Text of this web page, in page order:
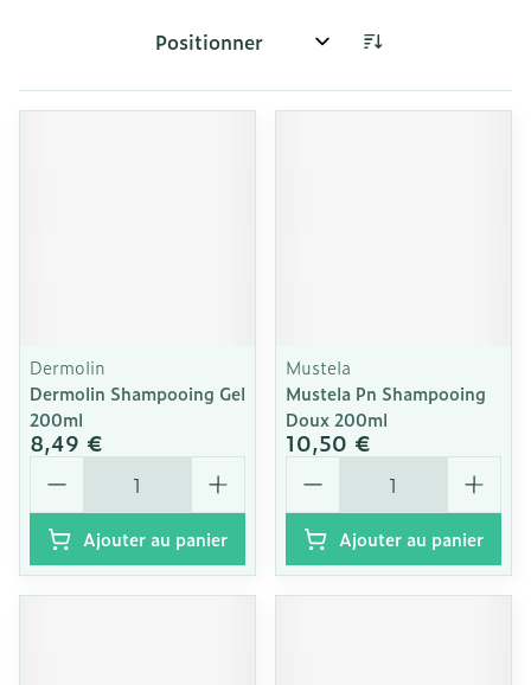
Trier par:
Dermolin
Dermolin Shampooing Gel
200ml
8,49 €
Quantité
Ajouter au panier
Mustela
Mustela Pn Shampooing
Doux 200ml
10,50 €
Quantité
Ajouter au panier